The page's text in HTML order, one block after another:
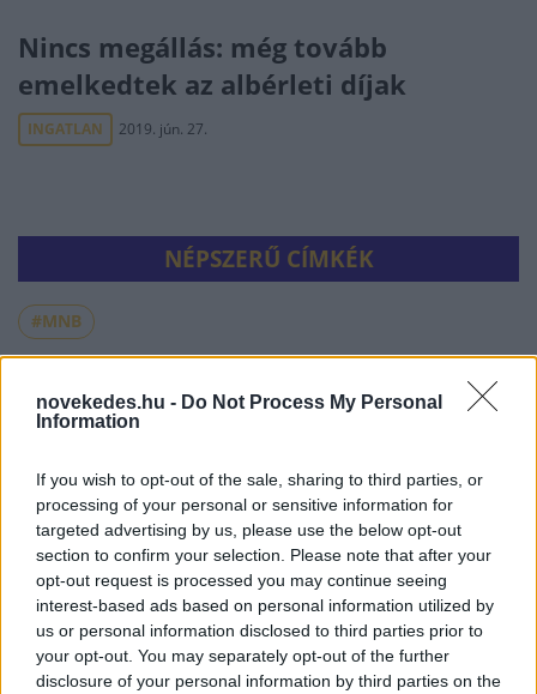
novekedes.hu - Do Not Process My Personal
Information
If you wish to opt-out of the sale, sharing to third parties, or
processing of your personal or sensitive information for
targeted advertising by us, please use the below opt-out
section to confirm your selection. Please note that after your
opt-out request is processed you may continue seeing
interest-based ads based on personal information utilized by
us or personal information disclosed to third parties prior to
your opt-out. You may separately opt-out of the further
disclosure of your personal information by third parties on the
Nincs megállás: még tovább
emelkedtek az albérleti díjak
INGATLAN 2019. jún. 27.
NÉPSZERŰ CÍMKÉK
#MNB